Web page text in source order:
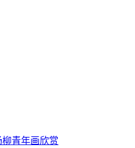
柳青年画欣赏